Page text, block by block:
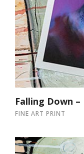
Falling Down
FINE ART PRINT